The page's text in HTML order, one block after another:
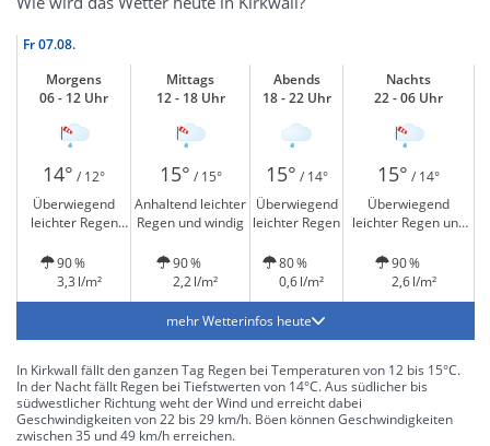
Fr07.08.
Morgens
06 - 12 Uhr
Mittags
12 - 18 Uhr
Abends
18 - 22 Uhr
Nachts
22 - 06 Uhr
14° / 12° 15° / 15° 15° / 14° 15° / 14°
Überwiegend
leichter Regen
Anhaltend leichter
Regen und windig
Überwiegend
leichter Regen
Überwiegend
leichter Regen und
90 %
3,3 l/m²
90 %
2,2 l/m²
80 %
0,6 l/m²
90 %
2,6 l/m²
mehr Wetterinfos heute
In Kirkwall fällt den ganzen Tag Regen bei Temperaturen von 12 bis 15°C.
In der Nacht fällt Regen bei Tiefstwerten von 14°C. Aus südlicher bis
südwestlicher Richtung weht der Wind und erreicht dabei
Geschwindigkeiten von 22 bis 29 km/h. Böen können Geschwindigkeiten
zwischen 35 und 49 km/h erreichen.